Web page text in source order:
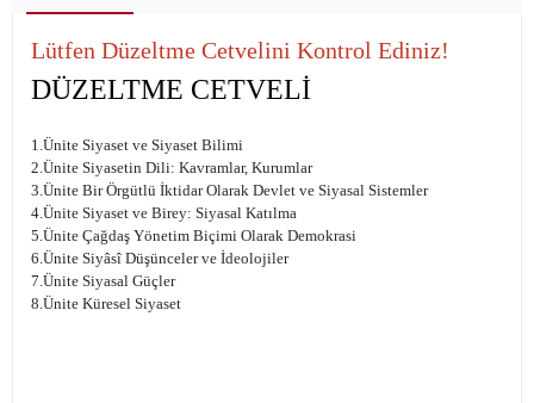
Lütfen Düzeltme Cetvelini Kontrol Ediniz!
DÜZELTME CETVELİ
1.Ünite Siyaset ve Siyaset Bilimi
2.Ünite Siyasetin Dili: Kavramlar, Kurumlar
3.Ünite Bir Örgütlü İktidar Olarak Devlet ve Siyasal Sistemler
4.Ünite Siyaset ve Birey: Siyasal Katılma
5.Ünite Çağdaş Yönetim Biçimi Olarak Demokrasi
6.Ünite Siyâsî Düşünceler ve İdeolojiler
7.Ünite Siyasal Güçler
8.Ünite Küresel Siyaset